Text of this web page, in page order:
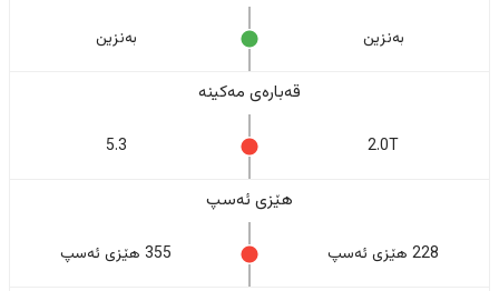
بەنزین بەنزین
قەبارەی مەکینە
2.0T
5.3
هێزی ئەسپ
228 هێزی ئەسپ 355 هێزی ئەسپ